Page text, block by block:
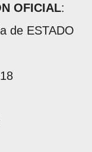
OFICIAL:
de ESTADO